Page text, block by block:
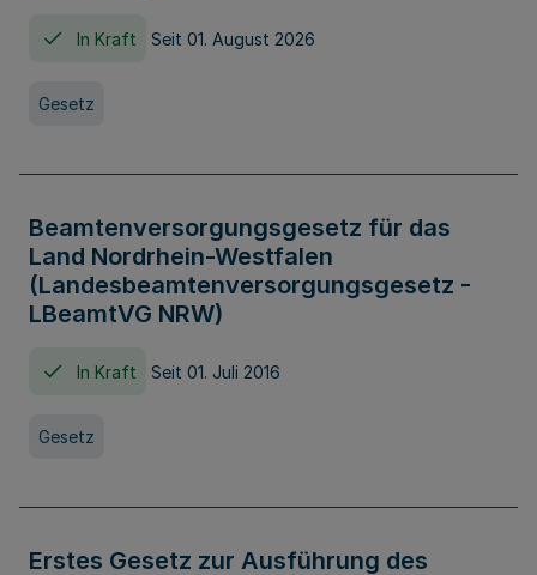
In Kraft Seit 01. August 2026
Gesetz
Beamtenversorgungsgesetz für das
Land Nordrhein-Westfalen
(Landesbeamtenversorgungsgesetz -
LBeamtVG NRW)
In Kraft Seit 01. Juli 2016
Gesetz
Erstes Gesetz zur Ausführung des